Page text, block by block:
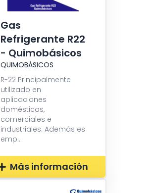
Gas
Refrigerante R22
- Quimobásicos
QUIMOBÁSICOS
R-22 Principalmente
utilizado en
aplicaciones
domésticas,
comerciales e
industriales. Además es
emp...
Más información